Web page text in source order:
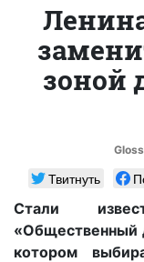
зоной
Gloss
Твитнуть
Стали
«Общественный
котором